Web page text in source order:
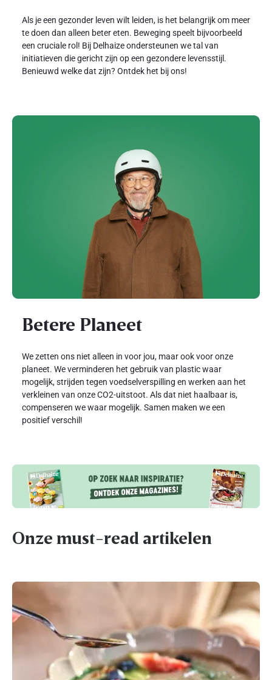
Als je een gezonder leven wilt leiden, is het belangrijk om meer
te doen dan alleen beter eten. Beweging speelt bijvoorbeeld
een cruciale rol! Bij Delhaize ondersteunen we tal van
initiatieven die gericht zijn op een gezondere levensstijl.
Benieuwd welke dat zijn? Ontdek het bij ons!
Betere Planeet
We zetten ons niet alleen in voor jou, maar ook voor onze
planeet. We verminderen het gebruik van plastic waar
mogelijk, strijden tegen voedselverspilling en werken aan het
verkleinen van onze CO2-uitstoot. Als dat niet haalbaar is,
compenseren we waar mogelijk. Samen maken we een
positief verschil!
Onze must-read artikelen